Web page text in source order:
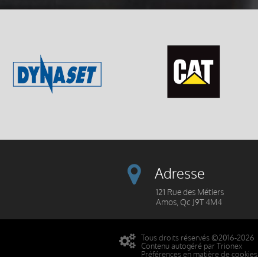
Adresse
121 Rue des Métiers
Amos, Qc J9T 4M4
Tous droits réservés ©2016-2026
Contenu autogéré par Trionex
Préférences en matière de cookies